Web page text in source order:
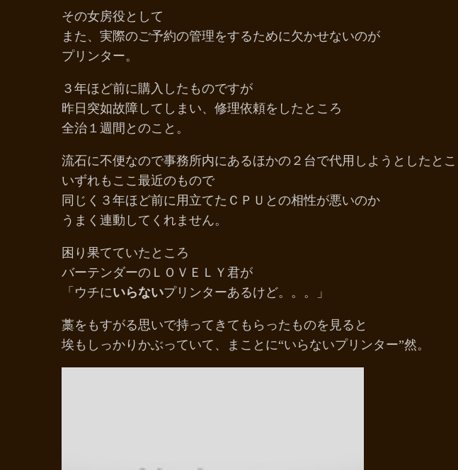
その女房役として
また、実際のご予約の管理をするために欠かせないのが
プリンター。
３年ほど前に購入したものですが
昨日突如故障してしまい、修理依頼をしたところ
全治１週間とのこと。
流石に不便なので事務所内にあるほかの２台で代用しようとしたとこ
いずれもここ最近のもので
同じく３年ほど前に用立てたＣＰＵとの相性が悪いのか
うまく連動してくれません。
困り果てていたところ
バーテンダーのＬＯＶＥＬＹ君が
「ウチにいらないプリンターあるけど。。。」
藁をもすがる思いで持ってきてもらったものを見ると
埃もしっかりかぶっていて、まことに“いらないプリンター”然。